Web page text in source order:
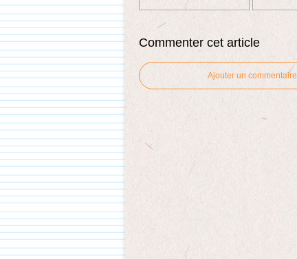
Commenter cet article
Ajouter un commentaire